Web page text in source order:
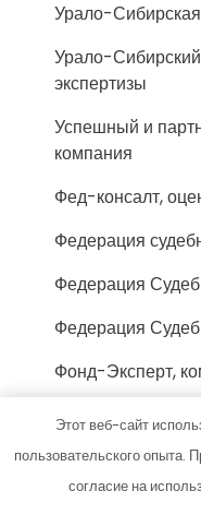
Урало-
Урало-
экспертизы
Успешный и
компания
Фед-консалт,
Федерация
Федерация
Федерация
Фонд-Эксперт,
Фосиар авто,
Центр
автоэкспертизы
Этот веб-сайт
пользовательского опыта.
согласие на